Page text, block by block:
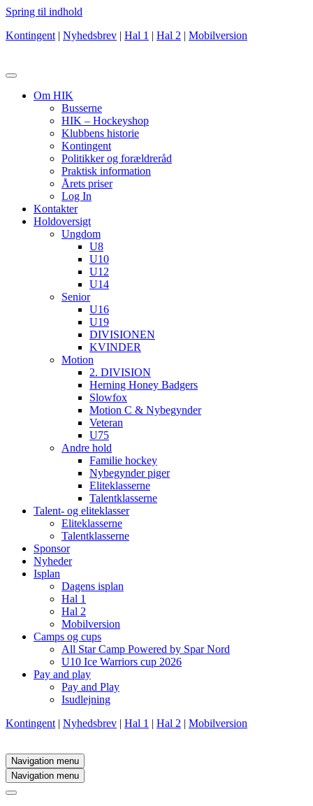
Spring til indhold
Kontingent | Nyhedsbrev | Hal 1 | Hal 2 | Mobilversion
Om HIK
Busserne
HIK – Hockeyshop
Klubbens historie
Kontingent
Politikker og forældreråd
Praktisk information
Årets priser
Log In
Kontakter
Holdoversigt
Ungdom
U8
U10
U12
U14
Senior
U16
U19
DIVISIONEN
KVINDER
Motion
2. DIVISION
Herning Honey Badgers
Slowfox
Motion C & Nybegynder
Veteran
U75
Andre hold
Familie hockey
Nybegynder piger
Eliteklasserne
Talentklasserne
Talent- og eliteklasser
Eliteklasserne
Talentklasserne
Sponsor
Nyheder
Isplan
Dagens isplan
Hal 1
Hal 2
Mobilversion
Camps og cups
All Star Camp Powered by Spar Nord
U10 Ice Warriors cup 2026
Pay and play
Pay and Play
Isudlejning
Kontingent | Nyhedsbrev | Hal 1 | Hal 2 | Mobilversion
Navigation menu
Navigation menu